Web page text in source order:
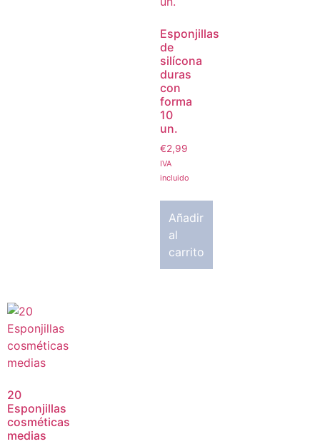
Esponjillas
de
silícona
duras
con
forma
10
un.
€2,99
IVA
incluido
Añadir
al
carrito
20
Esponjillas
cosméticas
medias